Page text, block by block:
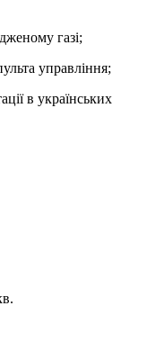
газі;
управління;
в українських